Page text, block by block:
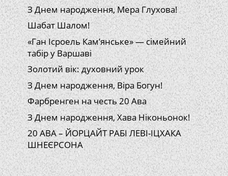
З Днем народження, Мера Глухова!
Шабат Шалом!
«Ган Ісроель Кам’янське» — сімейний
табір у Варшаві
Золотий вік: духовний урок
З Днем народження, Віра Богун!
Фарбренген на честь 20 Ава
З Днем народження, Хава Ніконьонок!
20 АВА – ЙОРЦАЙТ РАБІ ЛЕВІ-ІЦХАКА
ШНЕЄРСОНА